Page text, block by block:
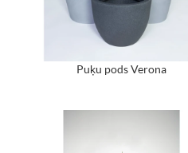
Puķu pods Verona